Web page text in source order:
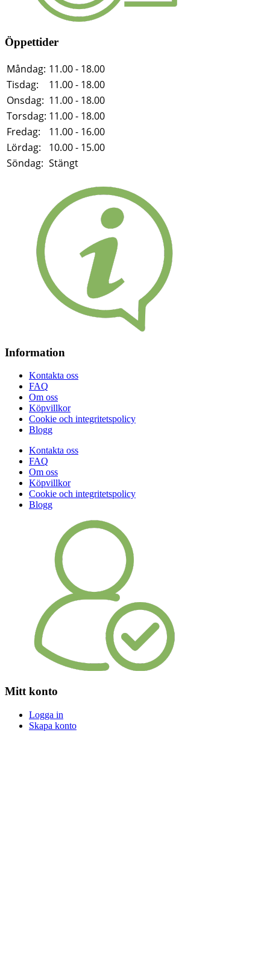
Öppettider
Måndag: 11.00 - 18.00
Tisdag:
11.00 - 18.00
Onsdag: 11.00 - 18.00
Torsdag: 11.00 - 18.00
Fredag:
11.00 - 16.00
Lördag:
10.00 - 15.00
Söndag: Stängt
Information
Kontakta oss
FAQ
Om oss
Köpvillkor
Cookie och integritetspolicy
Blogg
Kontakta oss
FAQ
Om oss
Köpvillkor
Cookie och integritetspolicy
Blogg
Mitt konto
Logga in
Skapa konto